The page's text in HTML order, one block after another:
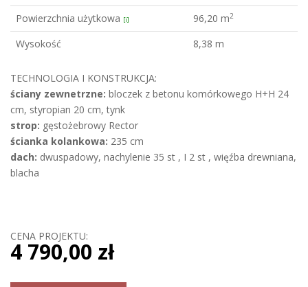
Powierzchnia użytkowa [i] 96,20 m2
Wysokość 8,38 m
TECHNOLOGIA I KONSTRUKCJA:
ściany zewnetrzne: bloczek z betonu komórkowego H+H 24
cm, styropian 20 cm, tynk
strop: gęstożebrowy Rector
ścianka kolankowa: 235 cm
dach: dwuspadowy, nachylenie 35 st , I 2 st , więźba drewniana,
blacha
CENA PROJEKTU:
4 790,00 zł